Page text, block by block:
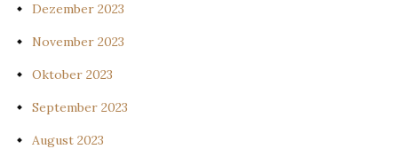
Dezember 2023
November 2023
Oktober 2023
September 2023
August 2023